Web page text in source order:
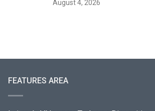
August 4, 2026
FEATURES AREA